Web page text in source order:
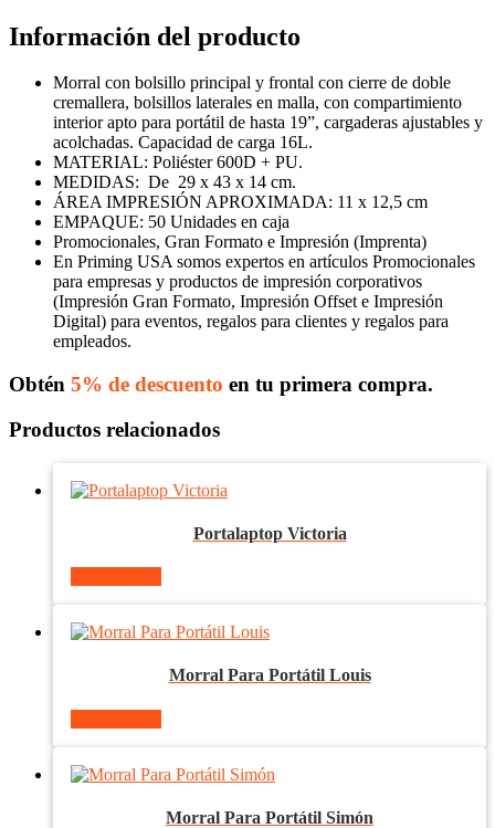
Información del producto
Morral con bolsillo principal y frontal con cierre de doble
cremallera, bolsillos laterales en malla, con compartimiento
interior apto para portátil de hasta 19”, cargaderas ajustables y
acolchadas. Capacidad de carga 16L.
MATERIAL: Poliéster 600D + PU.
MEDIDAS: De 29 x 43 x 14 cm.
ÁREA IMPRESIÓN APROXIMADA: 11 x 12,5 cm
EMPAQUE: 50 Unidades en caja
Promocionales, Gran Formato e Impresión (Imprenta)
En Priming USA somos expertos en artículos Promocionales
para empresas y productos de impresión corporativos
(Impresión Gran Formato, Impresión Offset e Impresión
Digital) para eventos, regalos para clientes y regalos para
empleados.
Obtén 5% de descuento en tu primera compra.
Productos relacionados
Portalaptop Victoria
Morral Para Portátil Louis
Morral Para Portátil Simón